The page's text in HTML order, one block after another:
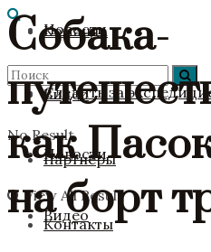
Новости
Видео
Партнёры
Контакты
Команда
Следить за
Новости
Видео
No Result
View All Result
Собака-
как
на борт